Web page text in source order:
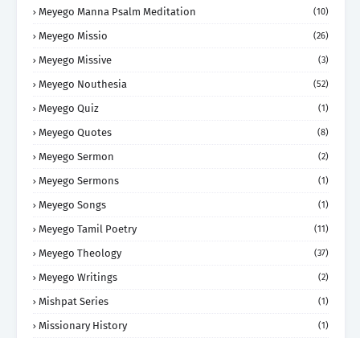
Meyego Manna Psalm Meditation (10)
Meyego Missio (26)
Meyego Missive (3)
Meyego Nouthesia (52)
Meyego Quiz (1)
Meyego Quotes (8)
Meyego Sermon (2)
Meyego Sermons (1)
Meyego Songs (1)
Meyego Tamil Poetry (11)
Meyego Theology (37)
Meyego Writings (2)
Mishpat Series (1)
Missionary History (1)